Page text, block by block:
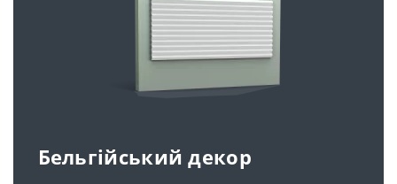
Бельгійський декор